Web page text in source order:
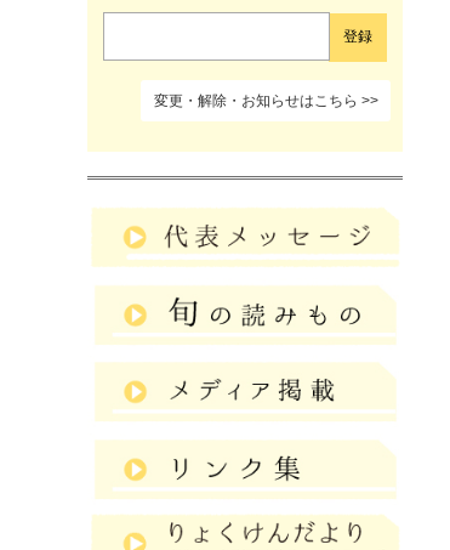
変更・解除・お知らせはこちら